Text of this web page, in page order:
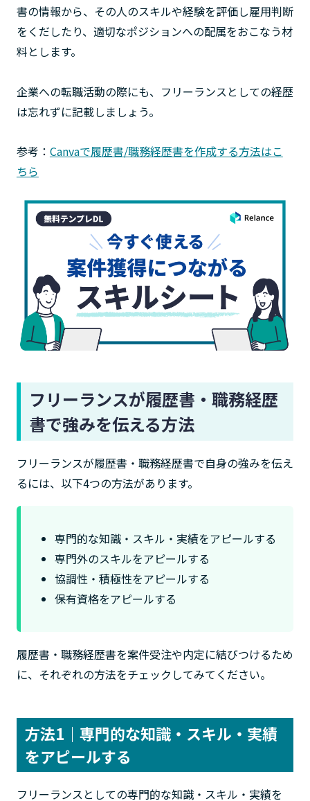
書の情報から、その人のスキルや経験を評価し雇用判断
をくだしたり、適切なポジションへの配属をおこなう材
料とします。
企業への転職活動の際にも、フリーランスとしての経歴
は忘れずに記載しましょう。
参考： Canvaで履歴書/職務経歴書を作成する方法はこ
ちら
フリーランスが履歴書・職務経歴
書で強みを伝える方法
フリーランスが履歴書・職務経歴書で自身の強みを伝え
るには、以下4つの方法があります。
専門的な知識・スキル・実績をアピールする
専門外のスキルをアピールする
協調性・積極性をアピールする
保有資格をアピールする
履歴書・職務経歴書を案件受注や内定に結びつけるため
に、それぞれの方法をチェックしてみてください。
方法1｜専門的な知識・スキル・実績
をアピールする
フリーランスとしての専門的な知識・スキル・実績を